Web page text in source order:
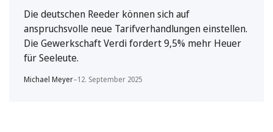
Die deutschen Reeder können sich auf
anspruchsvolle neue Tarifverhandlungen einstellen.
Die Gewerkschaft Verdi fordert 9,5% mehr Heuer
für Seeleute.
Michael Meyer–12. September 2025